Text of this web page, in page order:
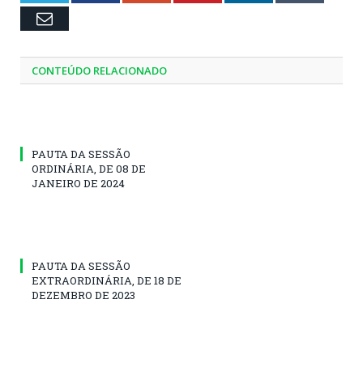
Email
CONTEÚDO RELACIONADO
PAUTA DA SESSÃO
ORDINÁRIA, DE 08 DE
JANEIRO DE 2024
PAUTA DA SESSÃO
EXTRAORDINÁRIA, DE 18 DE
DEZEMBRO DE 2023